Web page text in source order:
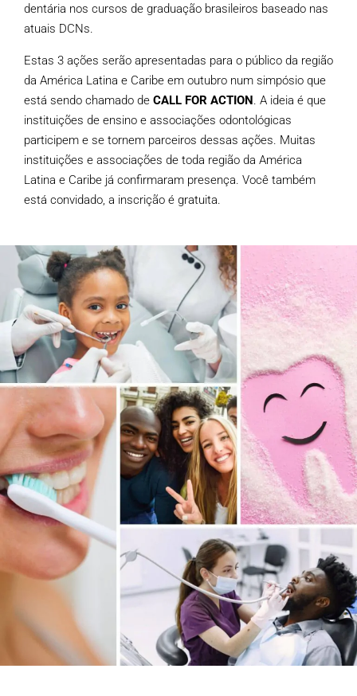
dentária nos cursos de graduação brasileiros baseado nas
atuais DCNs.
Estas 3 ações serão apresentadas para o público da região
da América Latina e Caribe em outubro num simpósio que
está sendo chamado de CALL FOR ACTION. A ideia é que
instituições de ensino e associações odontológicas
participem e se tornem parceiros dessas ações. Muitas
instituições e associações de toda região da América
Latina e Caribe já confirmaram presença. Você também
está convidado, a inscrição é gratuita.